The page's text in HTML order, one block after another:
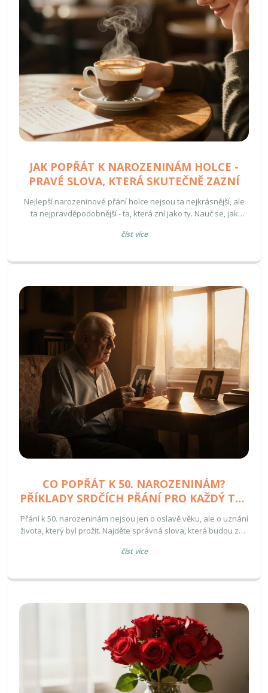
JAK POPŘÁT K NAROZENINÁM HOLCE -
PRAVÉ SLOVA, KTERÁ SKUTEČNĚ ZAZNÍ
Nejlepší narozeninové přání holce nejsou ta nejkrásnější, ale
ta nejpravděpodobnější - ta, která zní jako ty. Nauč se, jak
číst více
CO POPŘÁT K 50. NAROZENINÁM?
PŘÍKLADY SRDČÍCH PŘÁNÍ PRO KAŽDÝ TYP
Přání k 50. narozeninám nejsou jen o oslavě věku, ale o uznání
života, který byl prožit. Najděte správná slova, která budou znít
číst více